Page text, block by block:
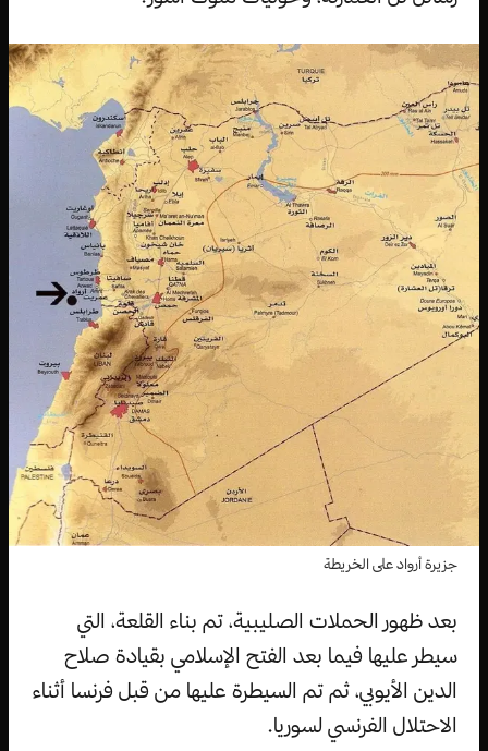
جزيرة أرواد على الخريطة
بعد ظهور الحملات الصليبية، تم بناء القلعة، التي
سيطر عليها فيما بعد الفتح الإسلامي بقيادة صلاح
الدين الأيوبي، ثم تم السيطرة عليها من قبل فرنسا أثناء
الاحتلال الفرنسي لسوريا.